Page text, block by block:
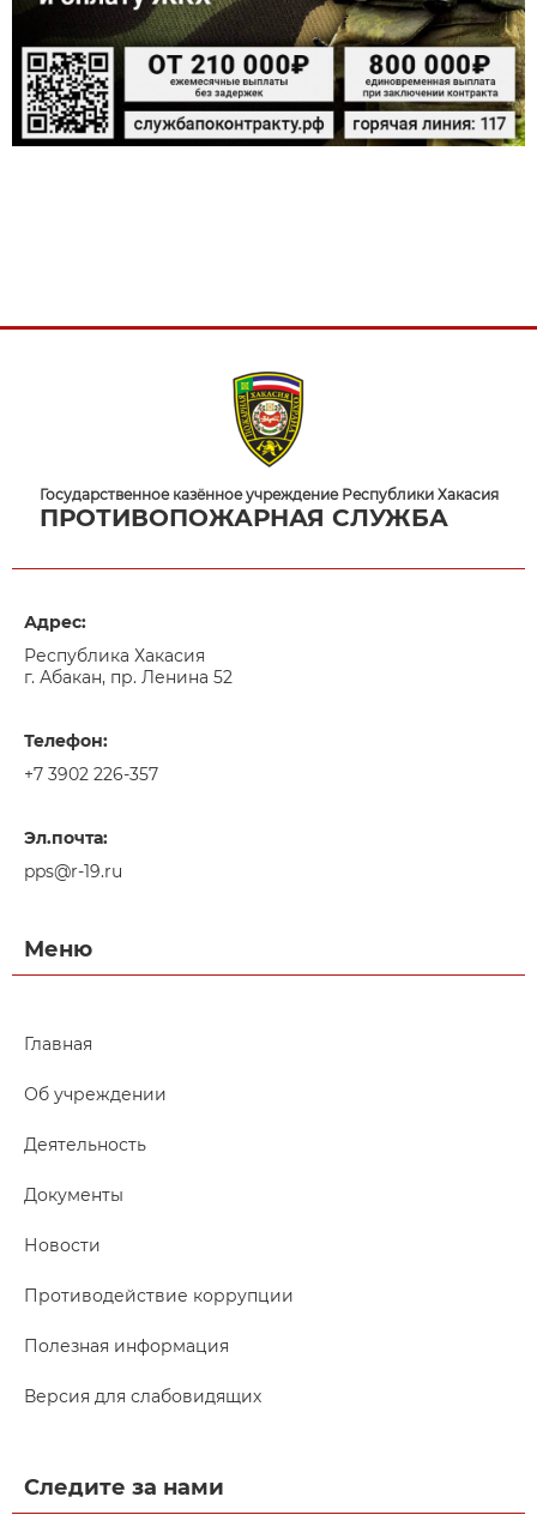
Государственное казённое учреждение Республики Хакасия
ПРОТИВОПОЖАРНАЯ СЛУЖБА
Адрес:
Республика Хакасия
г. Абакан, пр. Ленина 52
Телефон:
+7 3902 226-357
Эл.почта:
pps@r-19.ru
Меню
Главная
Об учреждении
Деятельность
Документы
Новости
Противодействие коррупции
Полезная информация
Версия для слабовидящих
Следите за нами